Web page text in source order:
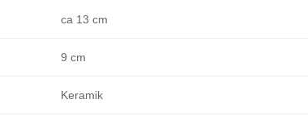
ca 13 cm
9 cm
Keramik